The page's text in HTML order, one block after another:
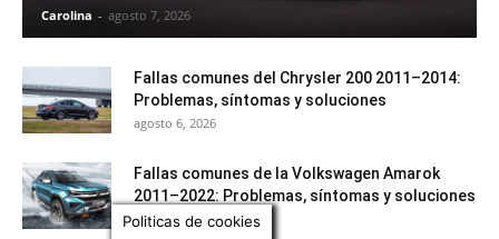
Carolina - agosto 7, 2026
Fallas comunes del Chrysler 200 2011–2014:
Problemas, síntomas y soluciones
agosto 6, 2026
Fallas comunes de la Volkswagen Amarok
2011–2022: Problemas, síntomas y soluciones
agosto 5, 2026
Politicas de cookies